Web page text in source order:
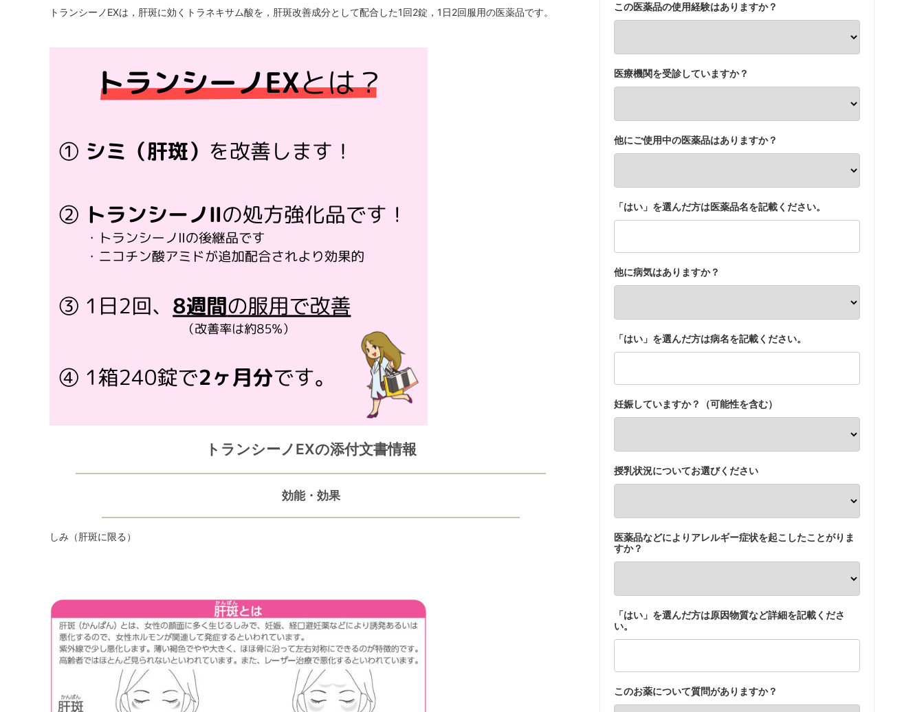
この医薬品の使用経験はありますか？
医療機関を受診していますか？
他にご使用中の医薬品はありますか？
「はい」を選んだ方は医薬品名を記載ください。
他に病気はありますか？
「はい」を選んだ方は病名を記載ください。
妊娠していますか？（可能性を含む）
授乳状況についてお選びください
医薬品などによりアレルギー症状を起こしたことがりま
すか？
「はい」を選んだ方は原因物質など詳細を記載くださ
い。
このお薬について質問がありますか？
トランシーノEXは，肝斑に効くトラネキサム酸を，肝斑改善成分として配合した1回2錠，1日2回服用の医薬品です。
トランシーノEXの添付文書情報
効能・効果
しみ（肝斑に限る）